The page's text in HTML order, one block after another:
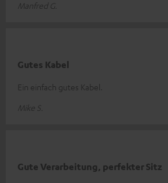
Manfred G.
Gutes Kabel
Ein einfach gutes Kabel.
Mike S.
Gute Verarbeitung, perfekter Sitz